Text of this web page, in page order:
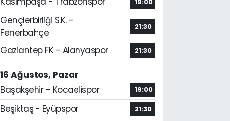
19:00
Gençlerbirliği S.K. -
Fenerbahçe
21:30
Gaziantep FK - Alanyaspor 21:30
16 Ağustos, Pazar
Başakşehir - Kocaelispor
19:00
Beşiktaş - Eyüpspor 21:30